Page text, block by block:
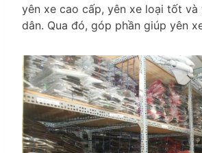
yên xe cao cấp, yên xe loại tốt và
dân. Qua đó, góp phần giúp yên